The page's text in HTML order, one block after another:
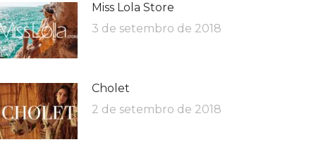
Miss Lola Store
3 de setembro de 2018
Cholet
2 de setembro de 2018